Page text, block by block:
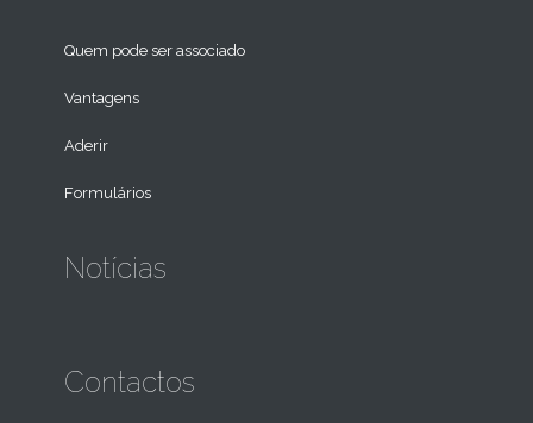
Quem pode ser associado
Vantagens
Aderir
Formulários
Notícias
Contactos